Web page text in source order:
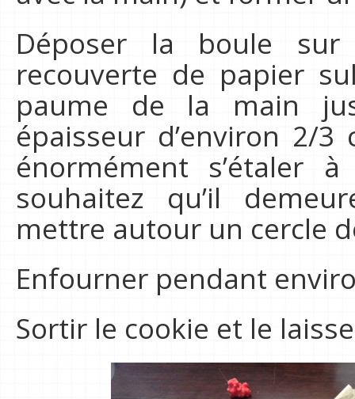
Déposer la boule
recouverte de papier
paume de la main
épaisseur d’environ 2/
énormément s’étaler
souhaitez qu’il
mettre autour un cercle
Enfourner pendant
Sortir le cookie et le